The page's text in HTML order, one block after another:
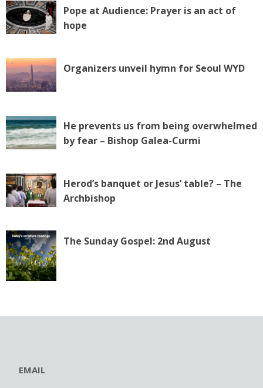
Pope at Audience: Prayer is an act of
hope
Organizers unveil hymn for Seoul WYD
He prevents us from being overwhelmed
by fear – Bishop Galea-Curmi
Herod’s banquet or Jesus’ table? – The
Archbishop
The Sunday Gospel: 2nd August
EMAIL